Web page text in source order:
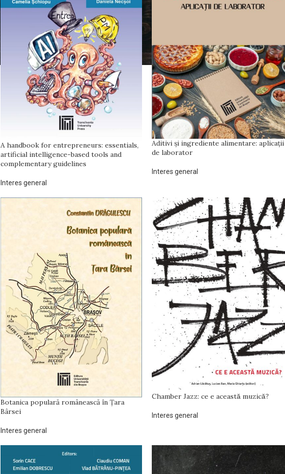
A handbook for entrepreneurs: essentials,
artificial intelligence-based tools and
complementary guidelines
Interes general
Aditivi şi ingrediente alimentare: aplicaţii
de laborator
Interes general
Botanica populară românească în Țara
Bârsei
Interes general
Chamber Jazz: ce e această muzică?
Interes general